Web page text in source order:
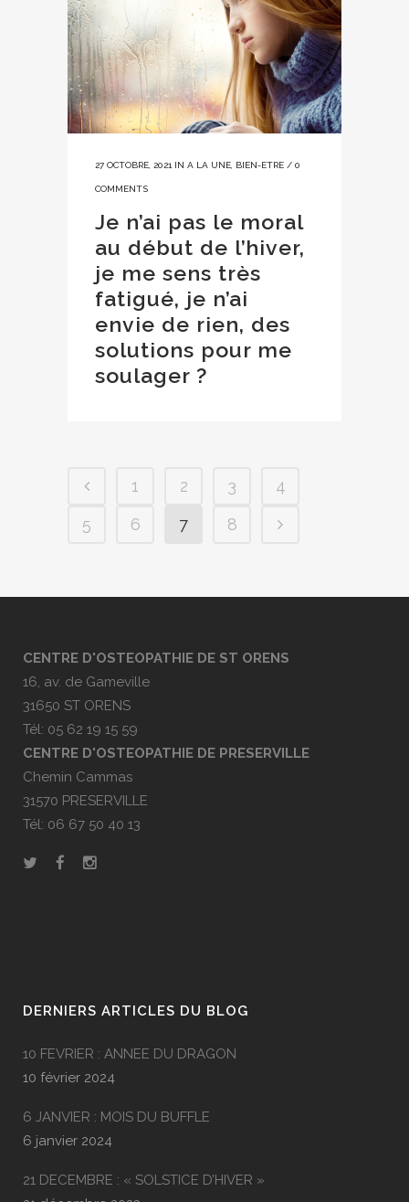
27 OCTOBRE, 2021IN A LA UNE, BIEN-ETRE / 0
COMMENTS
Je n’ai pas le moral
au début de l’hiver,
je me sens très
fatigué, je n’ai
envie de rien, des
solutions pour me
soulager ?
1 2 3
4
5
6 7 8
CENTRE D'OSTEOPATHIE DE ST ORENS
16, av. de Gameville
31650 ST ORENS
Tél: 05 62 19 15 59
CENTRE D'OSTEOPATHIE DE PRESERVILLE
Chemin Cammas
31570 PRESERVILLE
Tél: 06 67 50 40 13
DERNIERS ARTICLES DU BLOG
10 FEVRIER : ANNEE DU DRAGON
10 février 2024
6 JANVIER : MOIS DU BUFFLE
6 janvier 2024
21 DECEMBRE : « SOLSTICE D’HIVER »